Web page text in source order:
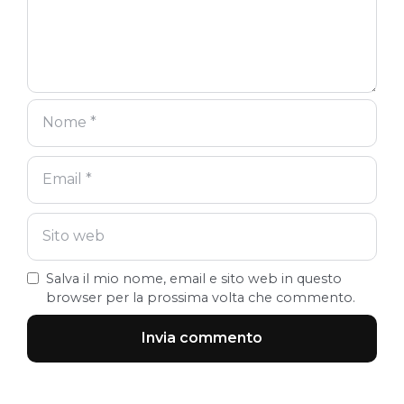
Salva il mio nome, email e sito web in questo
browser per la prossima volta che commento.